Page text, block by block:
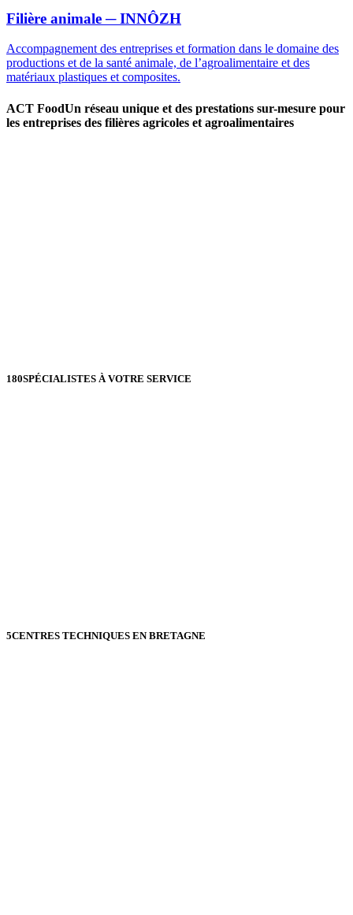
Filière animale─ INNÔZH
Accompagnement des entreprises et formation dans le domaine des
productions et de la santé animale, de l’agroalimentaire et des
matériaux plastiques et composites.
ACT FoodUn réseau unique et des prestations sur-mesure pour
les entreprises des filières agricoles et agroalimentaires
180SPÉCIALISTES À VOTRE SERVICE
5CENTRES TECHNIQUES EN BRETAGNE